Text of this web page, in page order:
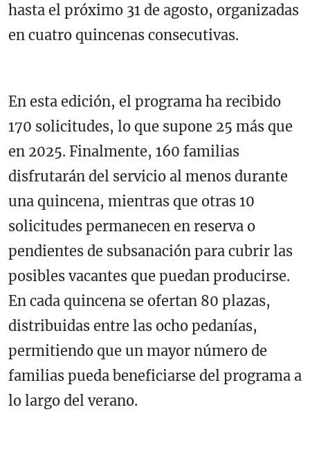
hasta el próximo 31 de agosto, organizadas
en cuatro quincenas consecutivas.
En esta edición, el programa ha recibido
170 solicitudes, lo que supone 25 más que
en 2025. Finalmente, 160 familias
disfrutarán del servicio al menos durante
una quincena, mientras que otras 10
solicitudes permanecen en reserva o
pendientes de subsanación para cubrir las
posibles vacantes que puedan producirse.
En cada quincena se ofertan 80 plazas,
distribuidas entre las ocho pedanías,
permitiendo que un mayor número de
familias pueda beneficiarse del programa a
lo largo del verano.